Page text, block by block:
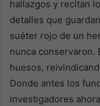
hallazgos y recitan
detalles que
suéter rojo de un
nunca conservaron.
huesos,
Donde antes los
investigadores